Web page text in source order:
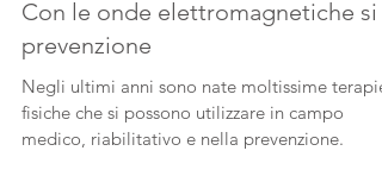
Con le onde elettromagnetiche si
prevenzione
Negli ultimi anni sono nate moltissime terapie